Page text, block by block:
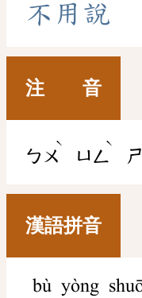
不 用 說
注 音
ㄅㄨ
ˋ
ㄩㄥ
ˋ
漢語拼音
bù yòng